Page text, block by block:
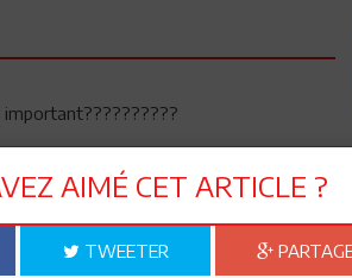
AIMÉ CET ARTICLE ?
TWEETER